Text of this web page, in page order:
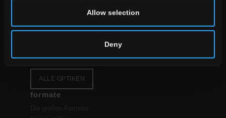
Allow selection
Deny
ALLE OPTIKEN
formate